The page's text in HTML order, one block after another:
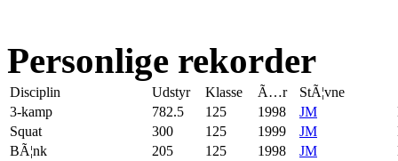
Personlige rekorder
Disciplin Udstyr Klasse Ã…r StÃ¦vne
3-kamp
782.5 125 1998 JM
Squat
300 125 1999 JM
BÃ¦nk
205 125 1998 JM